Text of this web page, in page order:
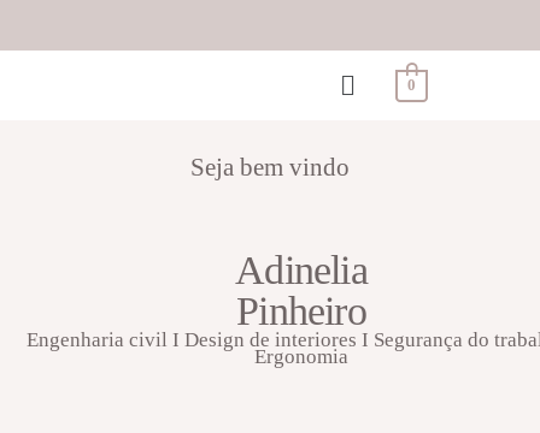
0
Seja bem vindo
Adinelia
Pinheiro
Engenharia civil I Design de interiores I Segurança do
Ergonomia